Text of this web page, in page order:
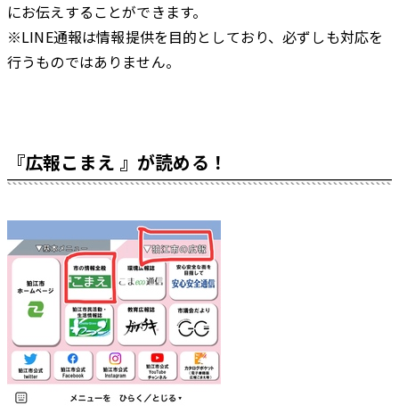
にお伝えすることができます。
※LINE通報は情報提供を目的としており、必ずしも対応を
行うものではありません。
『広報こまえ 』が読める！